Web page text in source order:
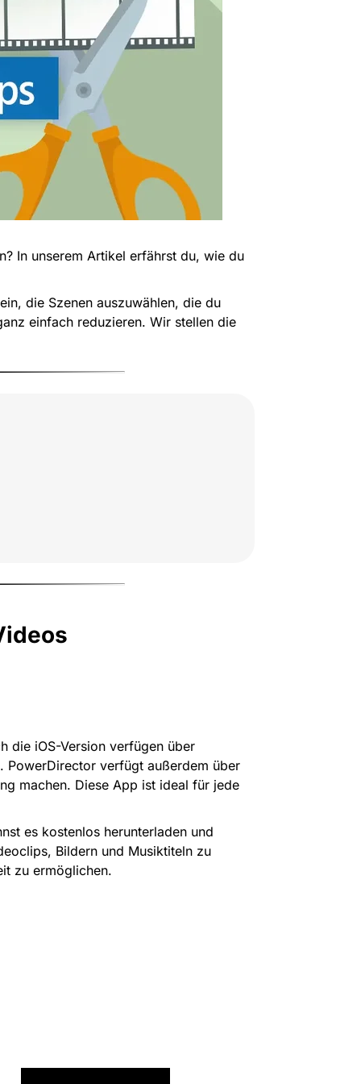
In unserem Artikel erfährst du, wie du
die Szenen auszuwählen, die du
einfach reduzieren. Wir stellen die
die iOS-Version verfügen über
PowerDirector verfügt außerdem über
machen. Diese App ist ideal für jede
es kostenlos herunterladen und
Bildern und Musiktiteln zu
zu ermöglichen.